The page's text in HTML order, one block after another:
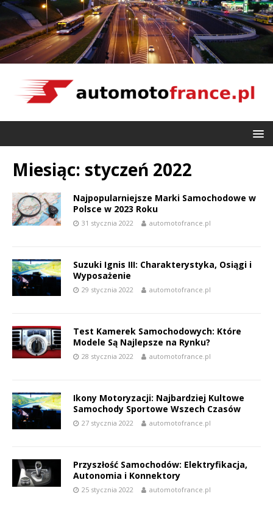
Miesiąc: styczeń 2022
Najpopularniejsze Marki Samochodowe w
Polsce w 2023 Roku
31 stycznia 2022 automotofrance.pl
Suzuki Ignis III: Charakterystyka, Osiągi i
Wyposażenie
29 stycznia 2022 automotofrance.pl
Test Kamerek Samochodowych: Które
Modele Są Najlepsze na Rynku?
28 stycznia 2022 automotofrance.pl
Ikony Motoryzacji: Najbardziej Kultowe
Samochody Sportowe Wszech Czasów
27 stycznia 2022 automotofrance.pl
Przyszłość Samochodów: Elektryfikacja,
Autonomia i Konnektory
25 stycznia 2022 automotofrance.pl